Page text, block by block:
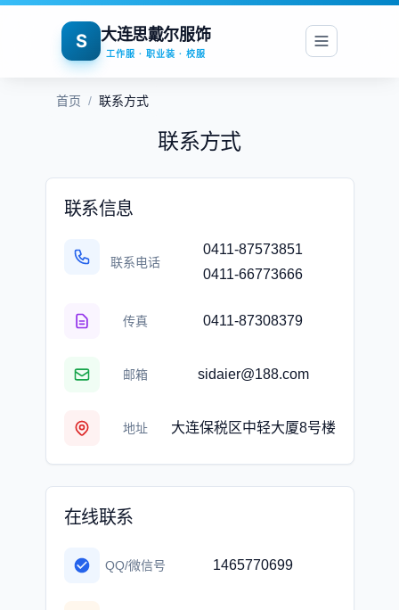
S 大连思戴尔服饰
工作服 · 职业装 · 校服
首页 / 联系方式
联系方式
联系信息
联系电话
0411-87573851
0411-66773666
传真 0411-87308379
邮箱 sidaier@188.com
地址 大连保税区中轻大厦8号楼
在线联系
QQ/微信号 1465770699